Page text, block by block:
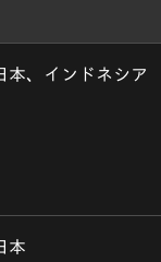
本、インドネシア
本